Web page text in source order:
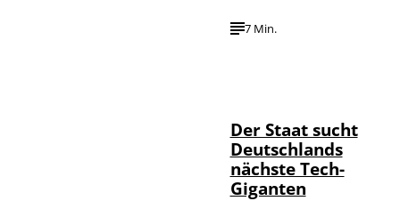
7 Min.
Der Staat sucht
Deutschlands
nächste Tech-
Giganten